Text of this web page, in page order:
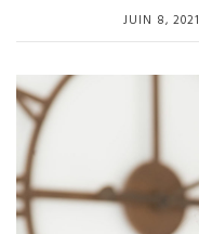
JUIN 8, 2021